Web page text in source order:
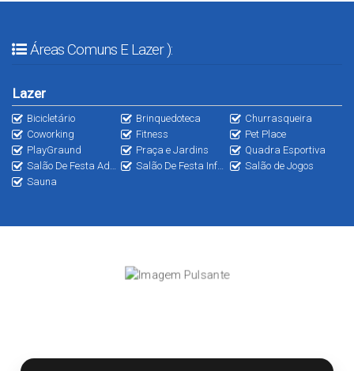
Áreas Comuns E Lazer ):
Lazer
Bicicletário Brinquedoteca
Churrasqueira
Coworking
Fitness
Pet Place
PlayGraund
Praça e Jardins
Quadra Esportiva
Salão De Festa Adulto
Salão De Festa Infantil
Salão de Jogos
Sauna